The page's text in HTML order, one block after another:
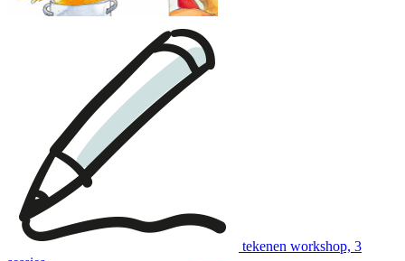
tekenen workshop, 3